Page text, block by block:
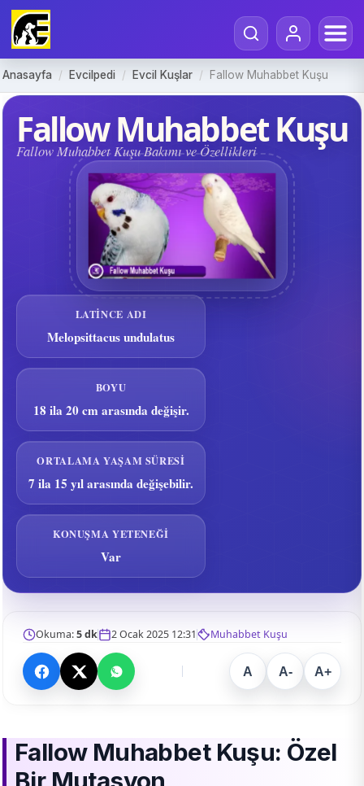
Anasayfa / Evcilpedi / Evcil Kuşlar / Fallow Muhabbet Kuşu
Fallow Muhabbet Kuşu
Fallow Muhabbet Kuşu Bakımı ve Özellikleri
LATINCE ADI
Melopsittacus undulatus
BOYU
18 ila 20 cm arasında değişir.
ORTALAMA YAŞAM SÜRESI
7 ila 15 yıl arasında değişebilir.
KONUŞMA YETENEĞI
Var
Okuma:5 dk 2 Ocak 2025 12:31 Muhabbet Kuşu
A A- A+
Fallow Muhabbet Kuşu: Özel